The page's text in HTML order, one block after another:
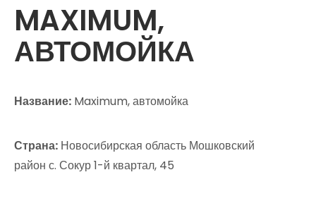
MAXIMUM,
АВТОМОЙКА
Название: Maximum, автомойка
Страна: Новосибирская область Мошковский
район с. Сокур 1-й квартал, 45